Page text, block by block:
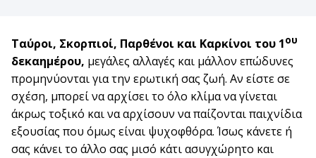
Ταύροι, Σκορπιοί, Παρθένοι και Καρκίνοι του 1ου
δεκαημέρου, μεγάλες αλλαγές και μάλλον επώδυνες
προμηνύονται για την ερωτική σας ζωή. Αν είστε σε
σχέση, μπορεί να αρχίσει το όλο κλίμα να γίνεται
άκρως τοξικό και να αρχίσουν να παίζονται παιχνίδια
εξουσίας που όμως είναι ψυχοφθόρα. Ίσως κάνετε ή
σας κάνει το άλλο σας μισό κάτι ασυγχώρητο και